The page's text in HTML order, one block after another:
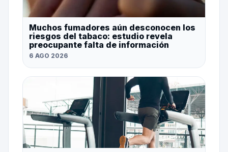
Muchos fumadores aún desconocen los
riesgos del tabaco: estudio revela
preocupante falta de información
6 AGO 2026